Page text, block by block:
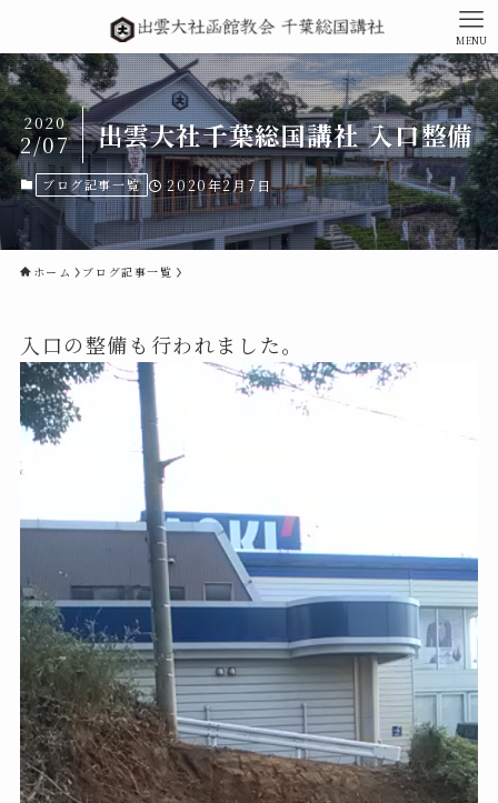
MENU
出雲大社千葉総国講社 入口整備
2020
2/07
ブログ記事一覧 2020年2月7日
ホーム ブログ記事一覧
入口の整備も行われました。